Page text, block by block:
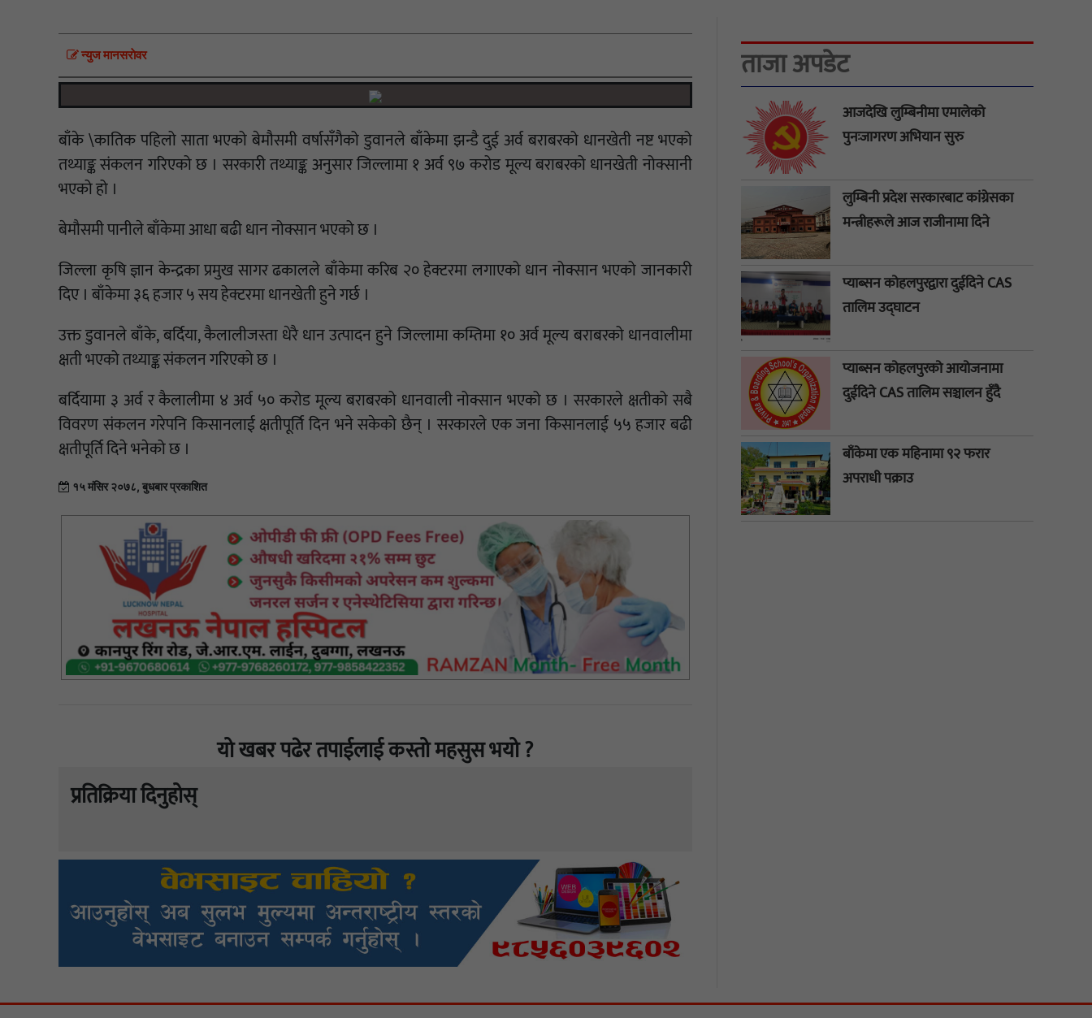
न्युज मानसराेवर
बाँके \कातिक पहिलो साता भएको बेमौसमी वर्षासँगैको डुवानले बाँकेमा झन्डै दुई अर्व बराबरको धानखेती नष्ट भएको
तथ्याङ्क संकलन गरिएको छ । सरकारी तथ्याङ्क अनुसार जिल्लामा १ अर्व ९७ करोड मूल्य बराबरको धानखेती नोक्सानी
भएको हो ।
बेमौसमी पानीले बाँकेमा आधा बढी धान नोक्सान भएको छ ।
जिल्ला कृषि ज्ञान केन्द्रका प्रमुख सागर ढकालले बाँकेमा करिब २० हेक्टरमा लगाएको धान नोक्सान भएको जानकारी
दिए । बाँकेमा ३६ हजार ५ सय हेक्टरमा धानखेती हुने गर्छ ।
उक्त डुवानले बाँके, बर्दिया, कैलालीजस्ता धेरै धान उत्पादन हुने जिल्लामा कम्तिमा १० अर्व मूल्य बराबरको धानवालीमा
क्षती भएको तथ्याङ्क संकलन गरिएको छ ।
बर्दियामा ३ अर्व र कैलालीमा ४ अर्व ५० करोड मूल्य बराबरको धानवाली नोक्सान भएको छ । सरकारले क्षतीको सबै
विवरण संकलन गरेपनि किसानलाई क्षतीपूर्ति दिन भने सकेको छैन् । सरकारले एक जना किसानलाई ५५ हजार बढी
क्षतीपूर्ति दिने भनेको छ ।
१५ मंसिर २०७८, बुधबार प्रकाशित
यो खबर पढेर तपाईलाई कस्तो महसुस भयो ?
प्रतिक्रिया दिनुहोस्
ताजा अपडेट
आजदेखि लुम्बिनीमा एमालेको
पुनःजागरण अभियान सुरु
लुम्बिनी प्रदेश सरकारबाट कांग्रेसका
मन्त्रीहरूले आज राजीनामा दिने
प्याब्सन कोहलपुरद्वारा दुईदिने CAS
तालिम उद्घाटन
प्याब्सन कोहलपुरको आयोजनामा
दुईदिने CAS तालिम सञ्चालन हुँदै
बाँकेमा एक महिनामा ९२ फरार
अपराधी पक्राउ